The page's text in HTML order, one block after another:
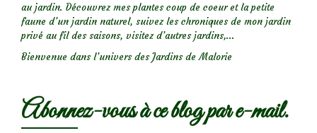
au jardin. Découvrez mes plantes coup de coeur et la petite
faune d’un jardin naturel, suivez les chroniques de mon jardin
privé au fil des saisons, visitez d’autres jardins,...
Bienvenue dans l’univers des Jardins de Malorie
Abonnez-vous à ce blog par e-mail.